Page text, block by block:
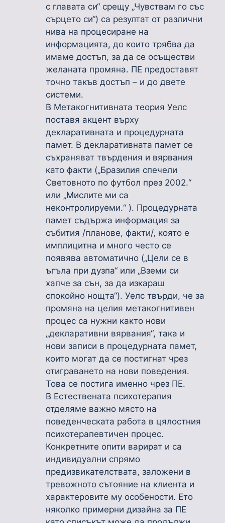
с главата си“ срещу „Чувствам го със
сърцето си“) са резултат от различни
нива на процесиране на
информацията, до които трябва да
имаме достъп, за да се осъществи
желаната промяна. ПЕ предоставят
точно такъв достъп – и до двете
системи.
В Метакогнитивната теория Уелс
поставя акцент върху
декларативната и процедурната
памет. В декларативната памет се
съхраняват твърдения и вярвания
като факти („Бразилия спечели
Световното по футбол през 2002.“
или „Мислите ми са
неконтролируеми.“ ). Процедурната
памет съдържа информация за
събития /планове, факти/, която е
имплицитна и много често се
появява автоматично („Цели се в
ъгъла при дузпа“ или „Вземи си
хапче за сън, за да изкараш
спокойно нощта“). Уелс твърди, че за
промяна на целия метакогнитивен
процес са нужни както нови
„декларативни вярвания“, така и
нови записи в процедурната памет,
които могат да се постигнат чрез
отиграването на нови поведения.
Това се постига именно чрез ПЕ.
В Естествената психотерапия
отделяме важно място на
поведенческата работа в цялостния
психотерапевтичен процес.
Конкретните опити варират и са
индивидуални спрямо
предизвикателствата, заложени в
тревожното сътояние на клиента и
характеровите му особености. Ето
няколко примерни дизайна за ПЕ